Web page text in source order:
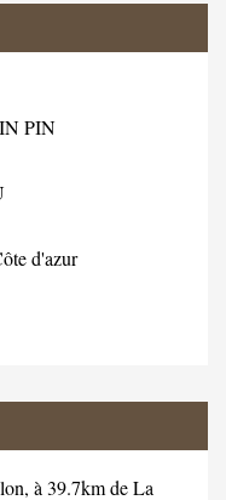
PIN
d'azur
à 39.7km de La